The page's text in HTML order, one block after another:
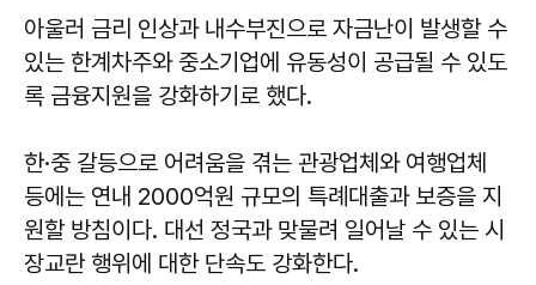
아울러 금리 인상과 내수부진으로 자금난이 발생할 수
있는 한계차주와 중소기업에 유동성이 공급될 수 있도
록 금융지원을 강화하기로 했다.
한·중 갈등으로 어려움을 겪는 관광업체와 여행업체
등에는 연내 2000억원 규모의 특례대출과 보증을 지
원할 방침이다. 대선 정국과 맞물려 일어날 수 있는 시
장교란 행위에 대한 단속도 강화한다.